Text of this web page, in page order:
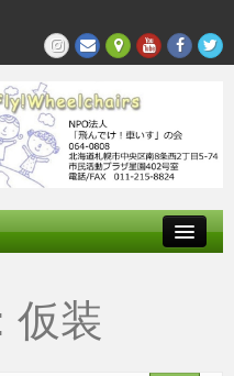
仮装